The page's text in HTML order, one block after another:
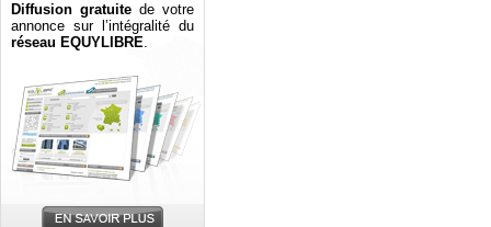
Diffusion gratuite de votre
annonce sur l’intégralité du
réseau EQUYLIBRE.